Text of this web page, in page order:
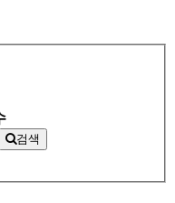
검색